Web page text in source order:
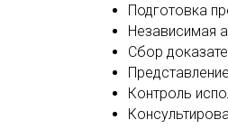
Подготовка
Независимая
Сбор
Контроль